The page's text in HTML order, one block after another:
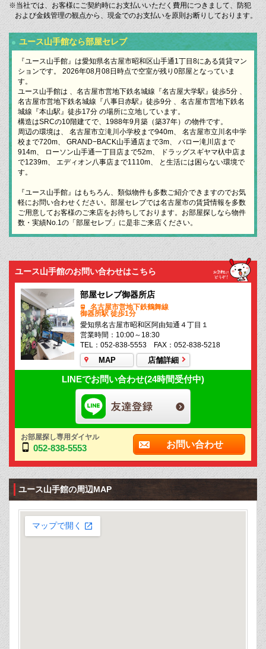
※当社では、お客様にご契約時にお支払いいただく費用につきまして、防犯
および金銭管理の観点から、現金でのお支払いを原則お断りしております。
ユース山手館なら部屋セレブ
『ユース山手館』は愛知県名古屋市昭和区山手通1丁目8にある賃貸マン
ションです。 2026年08月08日時点で空室が残り0部屋となっていま
す。
ユース山手館は 、名古屋市営地下鉄名城線『名古屋大学駅』徒歩5分 、
名古屋市営地下鉄名城線『八事日赤駅』徒歩9分 、名古屋市営地下鉄名
城線『本山駅』徒歩17分 の場所に立地しています。
構造はSRCの10階建てで、1988年9月築（築37年）の物件です。
周辺の環境は、 名古屋市立滝川小学校まで940m、 名古屋市立川名中学
校まで720m、 GRAND−BACK山手通店まで3m、 バロー滝川店まで
914m、 ローソン山手通一丁目店まで52m、 ドラッグスギヤマ杁中店ま
で1239m、 エディオン八事店まで1110m、 と生活には困らない環境で
す。
『ユース山手館』はもちろん、類似物件も多数ご紹介できますのでお気
軽にお問い合わせください。部屋セレブでは名古屋市の賃貸情報を多数
ご用意してお客様のご来店をお待ちしております。お部屋探しなら物件
数・実績No.1の「部屋セレブ」に是非ご来店ください。
ユース山手館のお問い合わせはこちら
部屋セレブ御器所店
名古屋市営地下鉄鶴舞線
御器所駅 徒歩1分
愛知県名古屋市昭和区阿由知通４丁目１
営業時間：10:00～18:30
TEL：052-838-5553 FAX：052-838-5218
MAP 店舗詳細
LINEでお問い合わせ(24時間受付中)
お部屋探し専用ダイヤル
052-838-5553 お問い合わせ
ユース山手館の周辺MAP